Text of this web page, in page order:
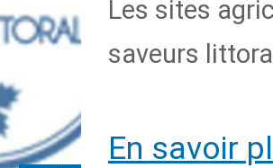
Les sites
saveurs
En savoir